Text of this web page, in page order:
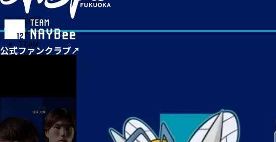
HOME
MATCH
TEAM
TICKET